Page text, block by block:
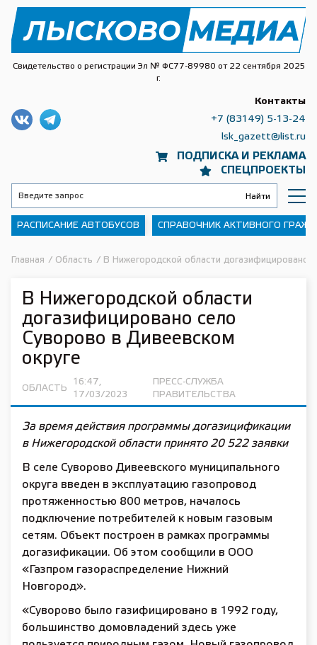
Свидетельство о регистрации Эл № ФС77-89980 от 22 сентября 2025
г.
ПОДПИСКА И РЕКЛАМА
СПЕЦПРОЕКТЫ
Контакты
+7 (83149) 5-13-24
lsk_gazett@list.ru
РАСПИСАНИЕ АВТОБУСОВ СПРАВОЧНИК АКТИВНОГО
Главная / Область / В Нижегородской области догазифицировано
В Нижегородской области
догазифицировано село
Суворово в Дивеевском
округе
ОБЛАСТЬ
16:47,
17/03/2023
ПРЕСС-СЛУЖБА
ПРАВИТЕЛЬСТВА
За время действия программы догазицификации
в Нижегородской области принято 20 522 заявки
В селе Суворово Дивеевского муниципального
округа введен в эксплуатацию газопровод
протяженностью 800 метров, началось
подключение потребителей к новым газовым
сетям. Объект построен в рамках программы
догазификации. Об этом сообщили в ООО
«Газпром газораспределение Нижний
Новгород».
«Суворово было газифицировано в 1992 году,
большинство домовладений здесь уже